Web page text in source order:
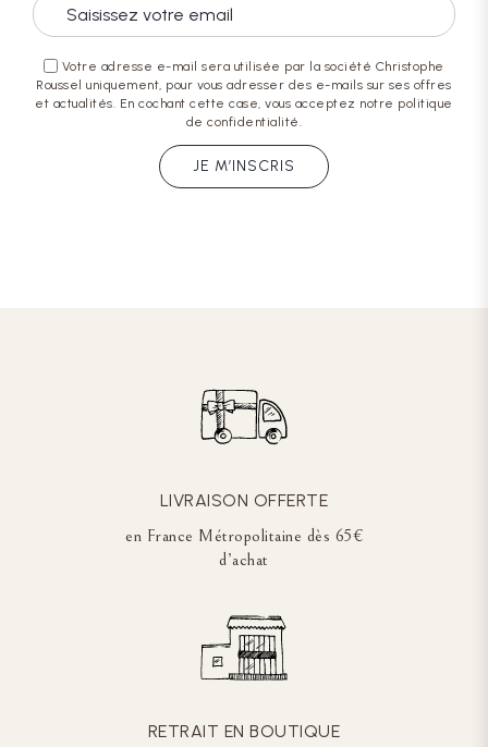
Votre adresse e-mail sera utilisée par la société Christophe
Roussel uniquement, pour vous adresser des e-mails sur ses offres
et actualités. En cochant cette case, vous acceptez notre politique
de confidentialité.
JE M’INSCRIS
LIVRAISON OFFERTE
en France Métropolitaine dès 65€
d’achat
RETRAIT EN BOUTIQUE